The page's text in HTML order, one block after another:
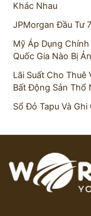
Khác Nhau
JPMorgan Đầu Tư
Mỹ Áp Dụng
Quốc Gia Nào Bị
Lãi Suất Cho Thuê
Bất Động Sản Thổ
Sổ Đỏ Tapu Và